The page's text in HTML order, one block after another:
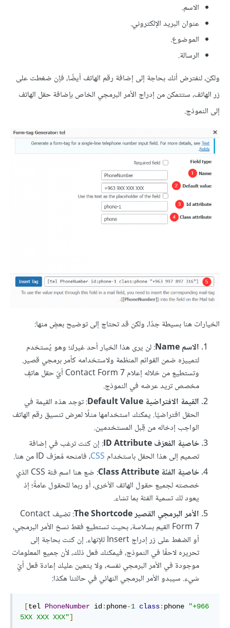
الاسم.
عنوان البريد الإلكتروني.
الموضوع.
الرسالة.
ولكن، لنفترض أنك بحاجة إلى إضافة رقم الهاتف أيضًا، فإن ضغطت على
زر الهاتف، ستتمكن من إدراج الأمر البرمجي الخاص بإضافة حقل الهاتف
إلى النموذج.
الخيارات هنا بسيطة جدًا، ولكن قد تحتاج إلى توضيح بعضٍ منها:
الاسم Name
: لن يرى هذا الخيار أحد غيرك؛ وهو يُستخدم
لتمييزه ضمن القوائم المنظمة ولاستخدامه كأمر برمجي قصير.
وتستطيع من خلاله إعلام Contact Form 7 أيّ حقل هاتفٍ
مخصص تريد عرضه في النموذج.
القيمة الافتراضية Default Value
: توجد هذه القيمة في
الحقل افتراضيًا. يمكنك استخدامها مثلًا لعرض تنسيق رقم الهاتف
الواجب إدخاله من قِبل المستخدمين.
خاصيّة المُعرّف ID Attribute
: إن كنت ترغب في إضافة
تصميم إلى هذا الحقل باستخدام CSS، فامنحه مُعرّف ID من هنا.
خاصيّة الفئة Class Attribute
: ضع هنا اسم فئة CSS الذي
خصصته لجميع حقول الهاتف الأخرى، أو ربما للحقول عامةً؛ إذ
يعود لك تسمية الفئة بما تشاء.
الأمر البرمجي القصير The Shortcode
: تضيف Contact
Form 7 القيم بسلاسة، بحيث تستطيع فقط نسخ الأمر البرمجي،
أو الضغط على زر إدراج Insert للإنهاء. إن كنت بحاجة إلى
تحريره لاحقًا في النموذج، فيمكنك فعل ذلك، لأن جميع المعلومات
موجودة في الأمر البرمجي نفسه، ولا يتعين عليك إعادة فعل أيّ
شيء. سيبدو الأمر البرمجي النهائي في حالتنا هكذا:
[tel PhoneNumber id : phone-1 class: phone
"+966
5XX XXX XXX"]